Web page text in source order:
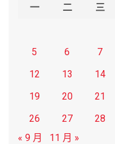
一 二 三
5
6 7
12
13 14
19
20 21
26
27 28
« 9 月
11 月 »